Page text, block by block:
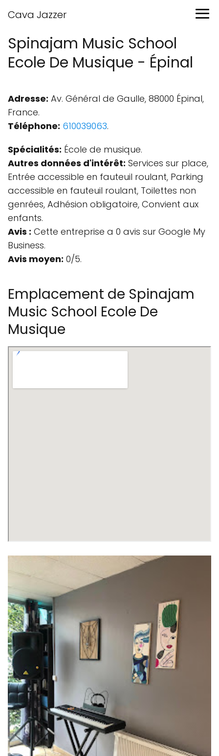
Cava Jazzer
Spinajam Music School
Ecole De Musique - Épinal
Adresse: Av. Général de Gaulle, 88000 Épinal,
France.
Téléphone: 610039063.
Spécialités: École de musique.
Autres données d'intérêt: Services sur place,
Entrée accessible en fauteuil roulant, Parking
accessible en fauteuil roulant, Toilettes non
genrées, Adhésion obligatoire, Convient aux
enfants.
Avis : Cette entreprise a 0 avis sur Google My
Business.
Avis moyen: 0/5.
Emplacement de Spinajam
Music School Ecole De
Musique